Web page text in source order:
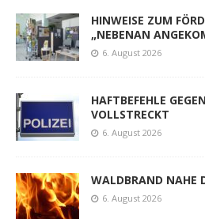
HINWEISE ZUM
„NEBENAN
6. August 2026
HAFTBEFEHLE
VOLLSTRECKT
6. August 2026
WALDBRAND NAHE
6. August 2026